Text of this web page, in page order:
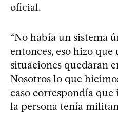
oficial.
“No había un sistema
entonces, eso hizo
situaciones quedaran
Nosotros lo que
caso correspondía que
la persona tenía